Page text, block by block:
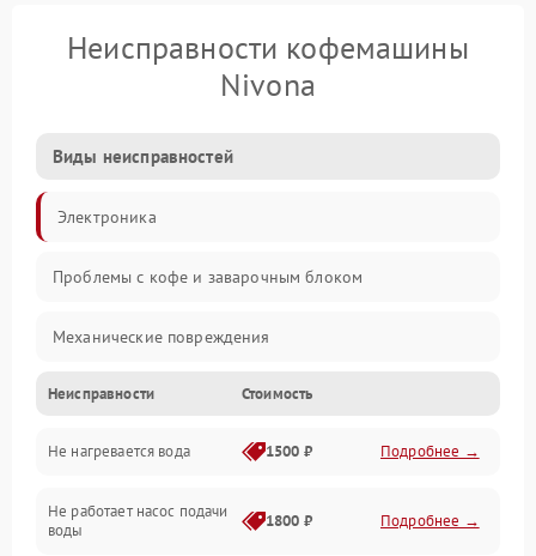
Неисправности кофемашины
Nivona
Виды неисправностей
Электроника
Проблемы с кофе и заварочным блоком
Механические повреждения
Прочие неисправности
Включение и работа
Проблемы с водой
Неисправности Стоимость
Не нагревается вода 1500 ₽ Подробнее →
Не работает насос подачи
воды
1800 ₽ Подробнее →